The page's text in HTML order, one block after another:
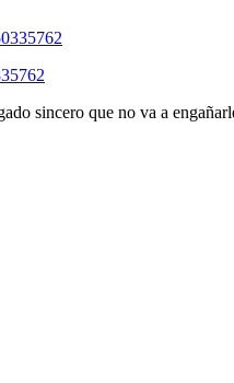
sincero que no va a